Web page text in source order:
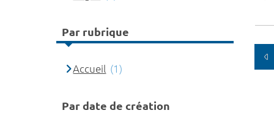
Par rubrique
Accueil (1)
Par date de création